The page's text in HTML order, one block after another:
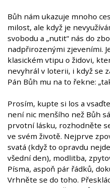
Bůh nám ukazuje mnoho
milost, ale když je
svobodu a „nutit“ nás do
nadpřirozenými zjeveními.
klasickém vtipu o židovi,
nevyhrál v loterii, i když se
Pán Bůh mu na to řekne:
Prosím, kupte si los a
není nic menšího než Bůh
prvotní lásku, rozhodněte
ve svém životě. Nejprve
svatá (když to opravdu
všední den), modlitba,
Písma, aspoň pár řádků,
Vrhněte se do toho.